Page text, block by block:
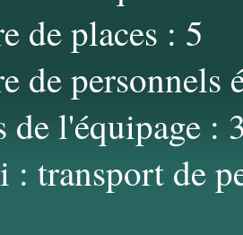
de places : 5
de personnels
de l'équipage :
: transport de